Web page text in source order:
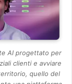
AI progettato per
clienti e avviare
quello del